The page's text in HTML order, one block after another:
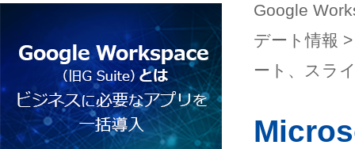
一
グループウェア
移行支援
Google
Workspace
セキュリティ
対策サービス
Google
デート情報
ート、スラ